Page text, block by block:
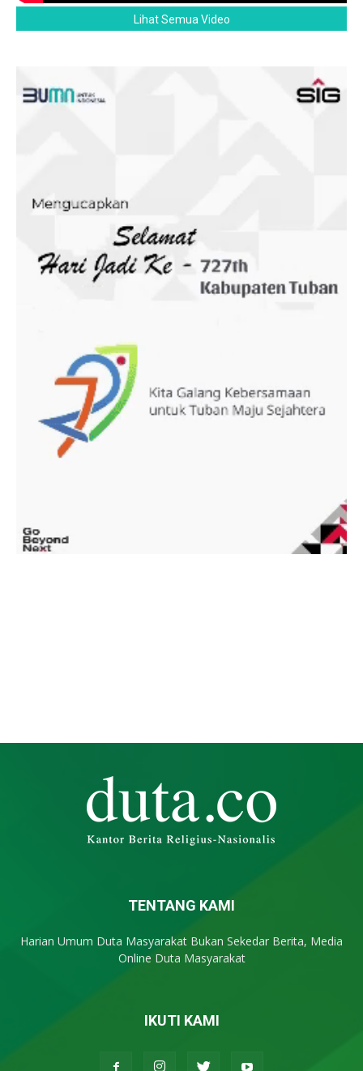
Lihat Semua Video
TENTANG KAMI
Harian Umum Duta Masyarakat Bukan Sekedar Berita, Media
Online Duta Masyarakat
IKUTI KAMI